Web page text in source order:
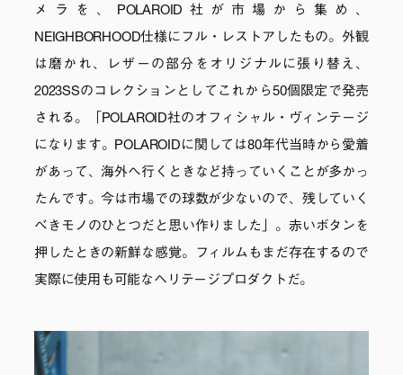
メラを、POLAROID社が市場から集め、
NEIGHBORHOOD仕様にフル・レストアしたもの。外観
は磨かれ、レザーの部分をオリジナルに張り替え、
2023SSのコレクションとしてこれから50個限定で発売
される。「POLAROID社のオフィシャル・ヴィンテージ
になります。POLAROIDに関しては80年代当時から愛着
があって、海外へ行くときなど持っていくことが多かっ
たんです。今は市場での球数が少ないので、残していく
べきモノのひとつだと思い作りました」。赤いボタンを
押したときの新鮮な感覚。フィルムもまだ存在するので
実際に使用も可能なヘリテージプロダクトだ。